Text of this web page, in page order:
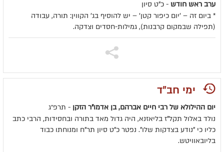
ערב ראש חודש - כ"ט סיון
* ביום זה – 'יום כיפור קטן' – יש להוסיף בג' הקווין: תורה, עבודה
(תפילה שבמקום קרבנות), גמילות-חסדים וצדקה.
ימי חב"ד
יום ההילולא של רבי חיים אברהם, בן אדמו"ר הזקן - תרפ״ג
נולד באלול תקל"ז בליאזנא, היה גדול מאד בתורה ובחסידות, הרבי כתב
כליו כי "נודע בצדקות שלו". נפטר כ"ט סיון תר"ח ומנוחתו כבוד
בליובאוויטש.